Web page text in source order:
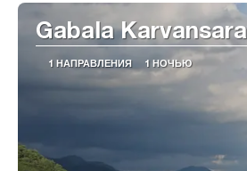
Gabala
1 НАПРАВЛЕНИЯ 1 НОЧЬЮ